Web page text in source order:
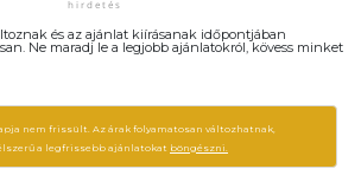
és az ajánlat kiírásanak időpontjában
Ne maradj le a legjobb ajánlatokról, kövess minket
nem frissült. Az árak folyamatosan változhatnak,
a legfrissebb ajánlatokat böngészni.